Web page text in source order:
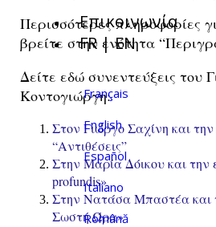
Επικοινωνία
FR | EN
Français
English
Español
Italiano
Română
Περισσότερες πληροφορίες
βρείτε στην ενότητα
Δείτε εδώ συνεντεύξεις του
Κοντογιώργη:
Στον Γιώργο Σαχίνη και
“Αντιθέσεις”
Στην Μαρία Δόικου και την
profundis»
Στην Νατάσα Μπαστέα και
Σωστή Ώρα»